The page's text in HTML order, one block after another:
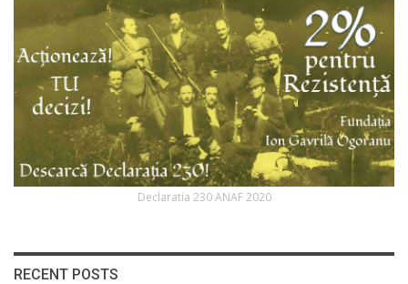
Declaratia 230 ANAF 2020
RECENT POSTS